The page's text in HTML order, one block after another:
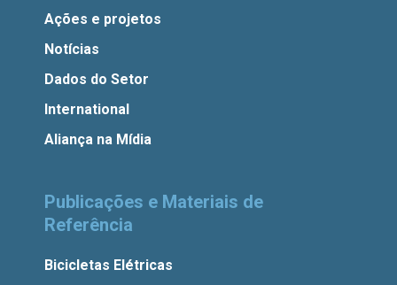
Ações e projetos
Notícias
Dados do Setor
International
Aliança na Mídia
Publicações e Materiais de
Referência
Bicicletas Elétricas